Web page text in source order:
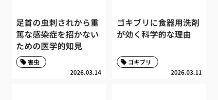
足首の虫刺されから重
篤な感染症を招かない
ための医学的知見
2026.03.14
害虫
ゴキブリに食器用洗剤
が効く科学的な理由
2026.03.11
ゴキブリ